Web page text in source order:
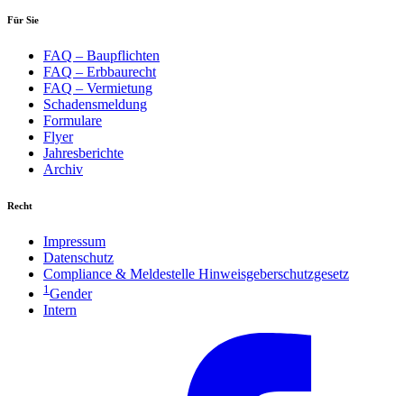
Für Sie
FAQ – Baupflichten
FAQ – Erbbaurecht
FAQ – Vermietung
Schadensmeldung
Formulare
Flyer
Jahresberichte
Archiv
Recht
Impressum
Datenschutz
Compliance & Meldestelle Hinweisgeberschutzgesetz
1 Gender
Intern